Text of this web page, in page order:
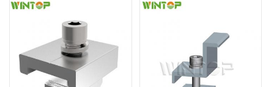
de techo para techo
con junta alzada
ajustable